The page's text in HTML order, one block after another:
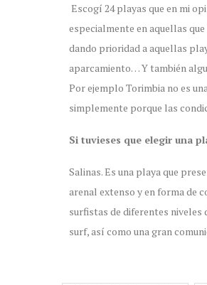
Escogí 24 playas que en mi
especialmente en aquellas
dando prioridad a aquellas
aparcamiento… Y también
Por ejemplo Torimbia no es
simplemente porque las
Si tuvieses que elegir una
Salinas. Es una playa que
arenal extenso y en forma de
surfistas de diferentes niveles
surf, así como una gran